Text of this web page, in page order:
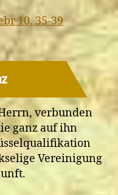
10, 35-39
verbunden
ganz auf ihn
Vereinigung